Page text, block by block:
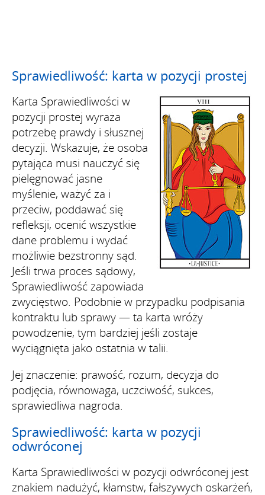
Sprawiedliwość: karta w pozycji prostej
Karta Sprawiedliwości w
pozycji prostej wyraża
potrzebę prawdy i słusznej
decyzji. Wskazuje, że osoba
pytająca musi nauczyć się
pielęgnować jasne
myślenie, ważyć za i
przeciw, poddawać się
refleksji, ocenić wszystkie
dane problemu i wydać
możliwie bezstronny sąd.
Jeśli trwa proces sądowy,
Sprawiedliwość zapowiada
zwycięstwo. Podobnie w przypadku podpisania
kontraktu lub sprawy — ta karta wróży
powodzenie, tym bardziej jeśli zostaje
wyciągnięta jako ostatnia w talii.
Jej znaczenie: prawość, rozum, decyzja do
podjęcia, równowaga, uczciwość, sukces,
sprawiedliwa nagroda.
Sprawiedliwość: karta w pozycji
odwróconej
Karta Sprawiedliwości w pozycji odwróconej jest
znakiem nadużyć, kłamstw, fałszywych oskarżeń,